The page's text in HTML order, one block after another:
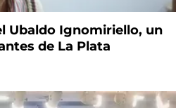
Ubaldo Ignomiriello, un
de La Plata